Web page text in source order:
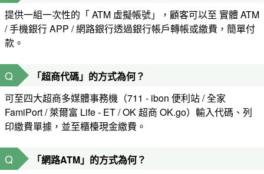
提供一組一次性的「 ATM 虛擬帳號」，顧客可以至 實體 ATM
/ 手機銀行 APP / 網路銀行透過銀行帳戶轉帳或繳費，簡單付
款。
Q
「超商代碼」的方式為何？
可至四大超商多媒體事務機（711 - ibon 便利站 / 全家
FamiPort / 萊爾富 Life - ET / OK 超商 OK.go）輸入代碼、列
印繳費單據，並至櫃檯現金繳費。
Q
「網路ATM」的方式為何？